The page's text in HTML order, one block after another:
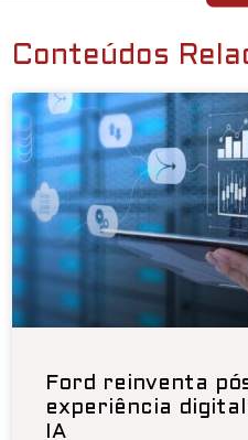
Conteúdos
Ford reinventa
experiência
IA